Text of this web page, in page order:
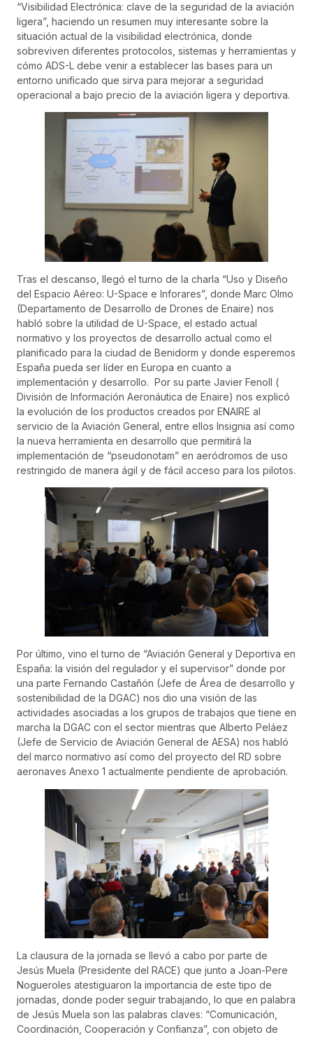
“Visibilidad Electrónica: clave de la seguridad de la aviación
ligera”, haciendo un resumen muy interesante sobre la
situación actual de la visibilidad electrónica, donde
sobreviven diferentes protocolos, sistemas y herramientas y
cómo ADS-L debe venir a establecer las bases para un
entorno unificado que sirva para mejorar a seguridad
operacional a bajo precio de la aviación ligera y deportiva.
Tras el descanso, llegó el turno de la charla “Uso y Diseño
del Espacio Aéreo: U-Space e Inforares”, donde Marc Olmo
(Departamento de Desarrollo de Drones de Enaire) nos
habló sobre la utilidad de U-Space, el estado actual
normativo y los proyectos de desarrollo actual como el
planificado para la ciudad de Benidorm y donde esperemos
España pueda ser líder en Europa en cuanto a
implementación y desarrollo. Por su parte Javier Fenoll (
División de Información Aeronáutica de Enaire) nos explicó
la evolución de los productos creados por ENAIRE al
servicio de la Aviación General, entre ellos Insignia así como
la nueva herramienta en desarrollo que permitirá la
implementación de “pseudonotam” en aeródromos de uso
restringido de manera ágil y de fácil acceso para los pilotos.
Por último, vino el turno de “Aviación General y Deportiva en
España: la visión del regulador y el supervisor” donde por
una parte Fernando Castañón (Jefe de Área de desarrollo y
sostenibilidad de la DGAC) nos dio una visión de las
actividades asociadas a los grupos de trabajos que tiene en
marcha la DGAC con el sector mientras que Alberto Peláez
(Jefe de Servicio de Aviación General de AESA) nos habló
del marco normativo así como del proyecto del RD sobre
aeronaves Anexo 1 actualmente pendiente de aprobación.
La clausura de la jornada se llevó a cabo por parte de
Jesús Muela (Presidente del RACE) que junto a Joan-Pere
Nogueroles atestiguaron la importancia de este tipo de
jornadas, donde poder seguir trabajando, lo que en palabra
de Jesús Muela son las palabras claves: “Comunicación,
Coordinación, Cooperación y Confianza”, con objeto de